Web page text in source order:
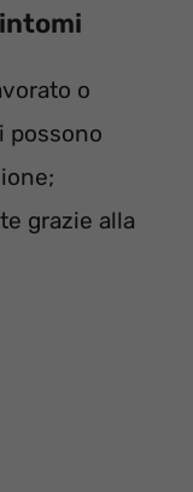
o
possono
grazie alla